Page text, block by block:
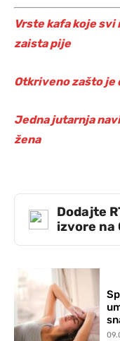
Vrste kafa koje svi
zaista pije
Otkriveno zašto je
Jedna jutarnja
žena
Dodajte
izvore na